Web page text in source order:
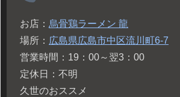
お店： 烏骨鶏ラーメン 龍
場所： 広島県広島市中区流川町6-7
営業時間：19：00～翌3：00
定休日：不明
久世のおススメ